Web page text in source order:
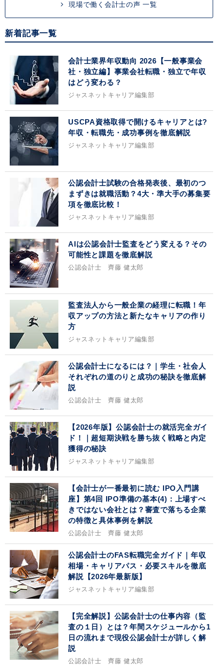
現場で働く会計士の声 一覧
新着記事一覧
会計士業界年収動向 2026【一般事業会
社・独立編】事業会社転職・独立で年収
はどう変わる？
ジャスネットキャリア編集部
USCPA資格取得で開けるキャリアとは?
年収・転職先・成功事例を徹底解説
ジャスネットキャリア編集部
公認会計士試験の合格発表後、最初のつ
まずきは就職活動？4大・準大手の募集要
項を徹底比較！
ジャスネットキャリア編集部
AIは公認会計士監査をどう変える？その
可能性と課題を徹底解説
公認会計士 齊藤 健太郎
監査法人から一般企業の経理に転職！年
収アップの方法と新たなキャリアの作り
方
ジャスネットキャリア編集部
公認会計士になるには？｜学生・社会人
それぞれの道のりと成功の秘訣を徹底解
説
公認会計士 齊藤 健太郎
【2026年版】公認会計士の就活完全ガイ
ド！｜超短期決戦を勝ち抜く戦略と内定
獲得の秘訣
ジャスネットキャリア編集部
【会計士が一番最初に読む IPO入門講
座】第4回 IPO準備の基本(4)：上場すべ
きではない会社とは？審査で落ちる企業
の特徴と具体事例を解説
公認会計士 齊藤 健太郎
公認会計士のFAS転職完全ガイド｜年収
相場・キャリアパス・必要スキルを徹底
解説【2026年最新版】
ジャスネットキャリア編集部
【完全解説】公認会計士の仕事内容（監
査の１日）とは？年間スケジュールから1
日の流れまで現役公認会計士が詳しく解
説
公認会計士 齊藤 健太郎